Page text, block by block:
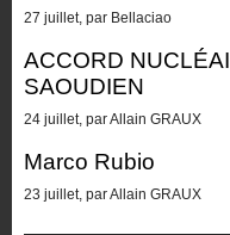
27 juillet, par Bellaciao
ACCORD
SAOUDIEN
24 juillet, par Allain GRAUX
Marco Rubio
23 juillet, par Allain GRAUX